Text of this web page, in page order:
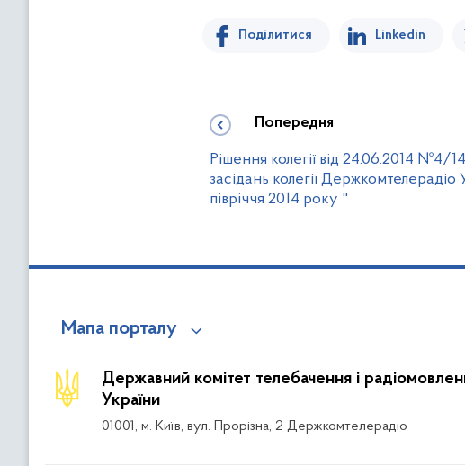
Поділитися Linkedin
Попередня
Рішення колегії від 24.06.2014 №4/
засідань колегії Держкомтелерадіо
півріччя 2014 року "
Мапа порталу
Державний комітет телебачення і
України
01001, м. Київ, вул. Прорізна, 2 Держкомтелерадіо